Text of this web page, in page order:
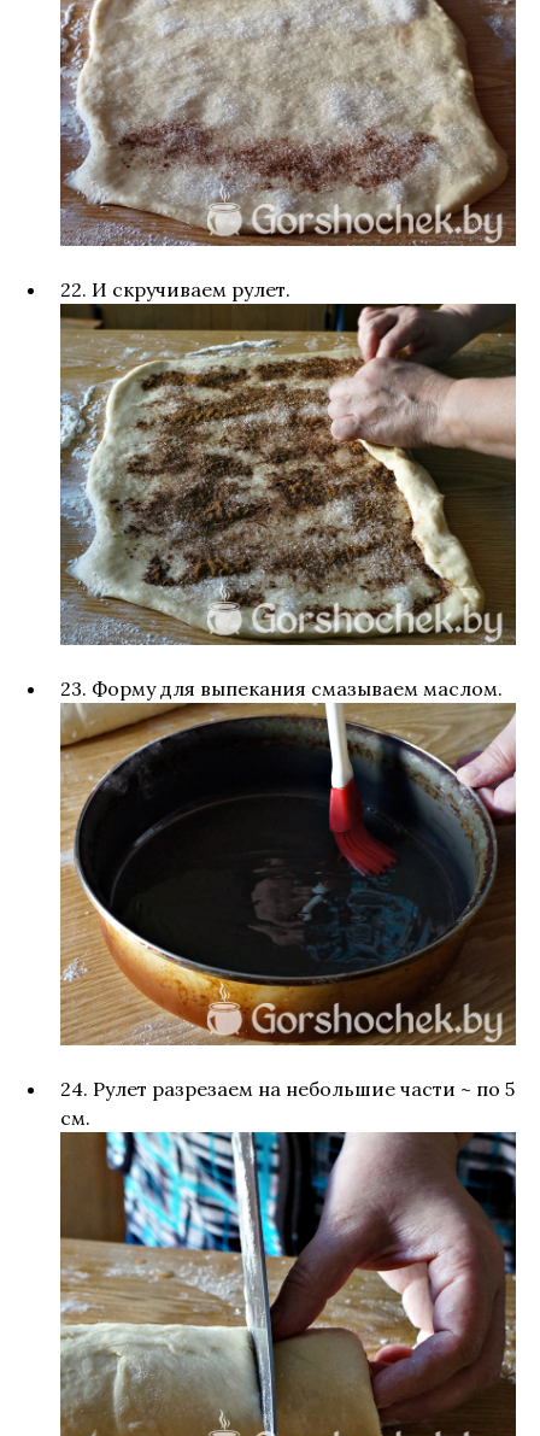
22. И скручиваем рулет.
23. Форму для выпекания смазываем маслом.
24. Рулет разрезаем на небольшие части ~ по 5
см.